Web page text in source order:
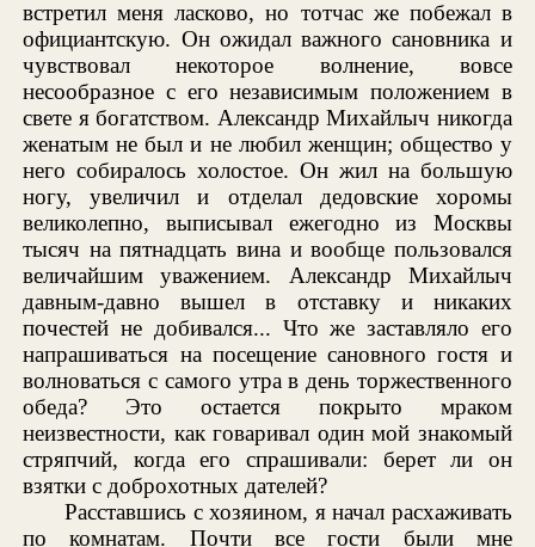
встретил меня ласково, но тотчас же побежал в
официантскую. Он ожидал важного сановника и
чувствовал некоторое волнение, вовсе
несообразное с его независимым положением в
свете я богатством. Александр Михайлыч никогда
женатым не был и не любил женщин; общество у
него собиралось холостое. Он жил на большую
ногу, увеличил и отделал дедовские хоромы
великолепно, выписывал ежегодно из Москвы
тысяч на пятнадцать вина и вообще пользовался
величайшим уважением. Александр Михайлыч
давным-давно вышел в отставку и никаких
почестей не добивался... Что же заставляло его
напрашиваться на посещение сановного гостя и
волноваться с самого утра в день торжественного
обеда? Это остается покрыто мраком
неизвестности, как говаривал один мой знакомый
стряпчий, когда его спрашивали: берет ли он
взятки с доброхотных дателей?
Расставшись с хозяином, я начал расхаживать
по комнатам. Почти все гости были мне